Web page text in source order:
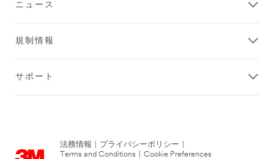
ニュース
規制情報
サポート
法務情報 プライバシーポリシー
Terms and Conditions
Cookie Preferences